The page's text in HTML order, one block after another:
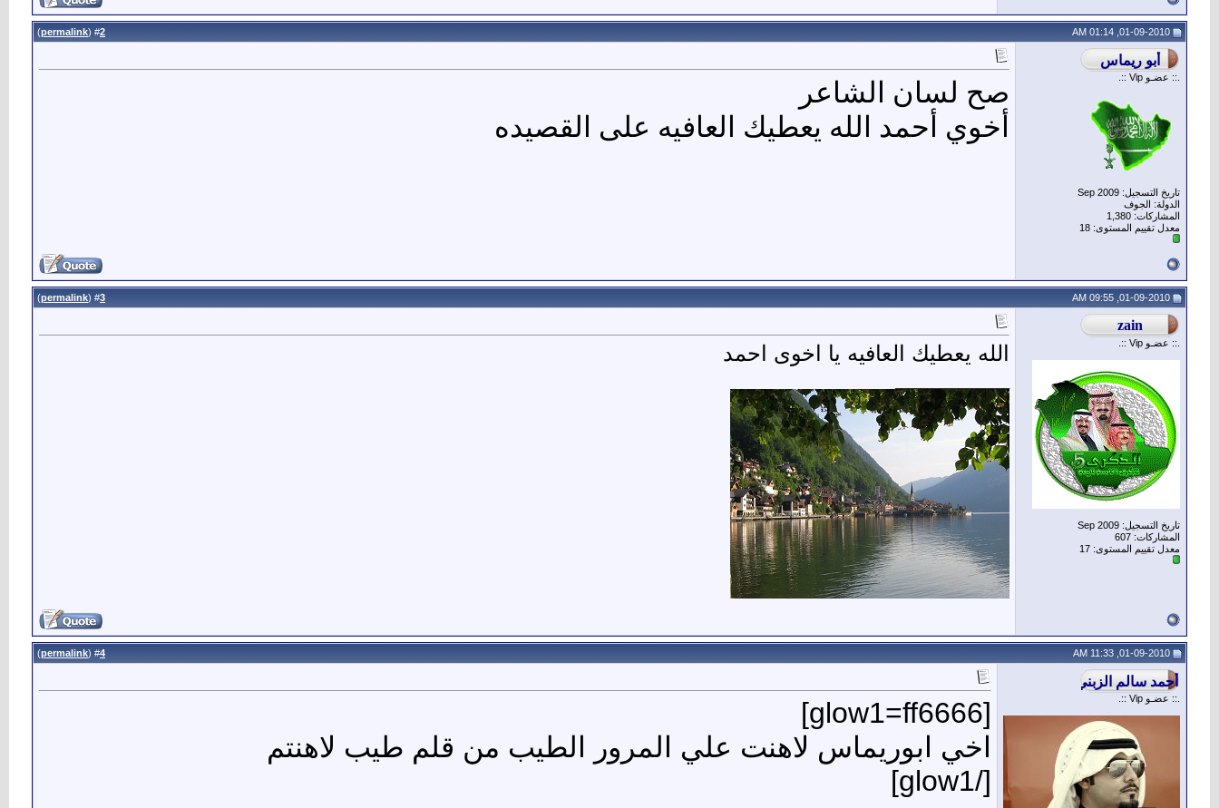
2
(
permalink
)
.:: عضـو Vip ::.
تاريخ التسجيل: Sep 2009
الدولة: الجوف
المشاركات: 1,380
معدل تقييم المستوى: 18
صح لسان الشاعر
أخوي أحمد الله يعطيك العافيه على القصيده
3
(
permalink
)
.:: عضـو Vip ::.
تاريخ التسجيل: Sep 2009
المشاركات: 607
معدل تقييم المستوى: 17
الله يعطيك العافيه يا اخوى احمد
4
(
permalink
)
.:: عضـو Vip ::.
[glow1=ff6666]
اخي ابوريماس لاهنت علي المرور الطيب من قلم طيب لاهنتم
[/glow1]